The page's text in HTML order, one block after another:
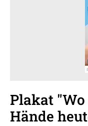
Plakat
Hände